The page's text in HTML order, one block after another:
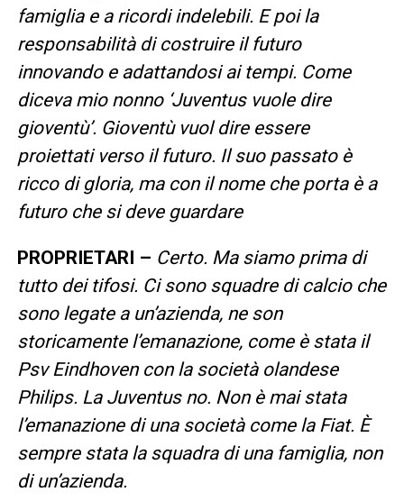
famiglia e a ricordi indelebili. E poi la
responsabilità di costruire il futuro
innovando e adattandosi ai tempi. Come
diceva mio nonno ‘Juventus vuole dire
gioventù’. Gioventù vuol dire essere
proiettati verso il futuro. Il suo passato è
ricco di gloria, ma con il nome che porta è a
futuro che si deve guardare
PROPRIETARI – Certo. Ma siamo prima di
tutto dei tifosi. Ci sono squadre di calcio che
sono legate a un’azienda, ne son
storicamente l’emanazione, come è stata il
Psv Eindhoven con la società olandese
Philips. La Juventus no. Non è mai stata
l’emanazione di una società come la Fiat. È
sempre stata la squadra di una famiglia, non
di un’azienda.